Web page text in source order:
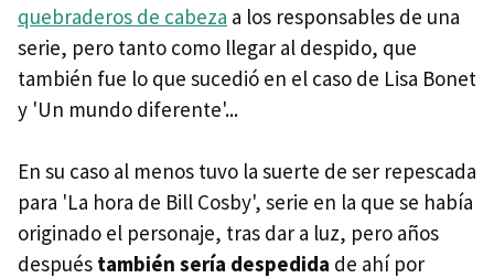
quebraderos de cabeza a los responsables de una
serie, pero tanto como llegar al despido, que
también fue lo que sucedió en el caso de Lisa Bonet
y 'Un mundo diferente'...
En su caso al menos tuvo la suerte de ser repescada
para 'La hora de Bill Cosby', serie en la que se había
originado el personaje, tras dar a luz, pero años
después también sería despedida de ahí por